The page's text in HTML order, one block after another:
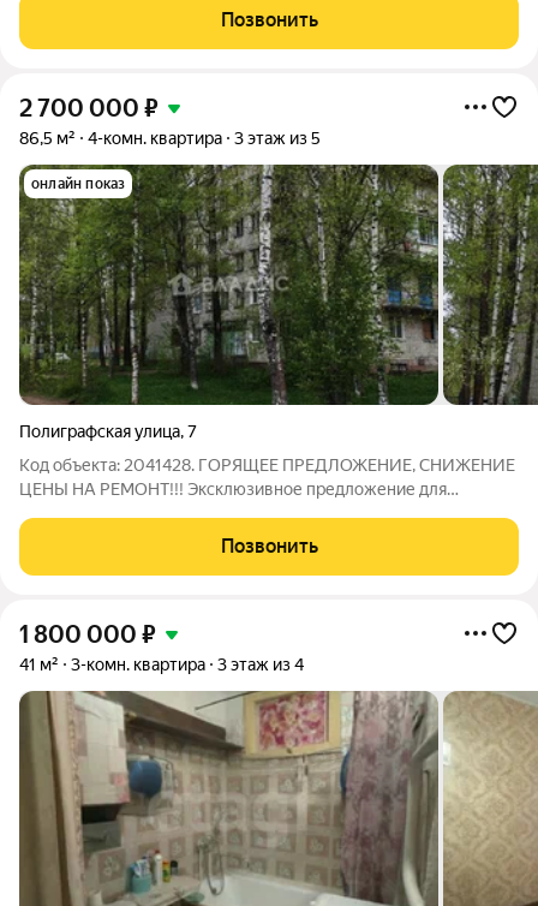
площадь: 37.3 м Жилая площадь: 24.3 м Этаж: 2 из 2 Тип комнат:
изолированные
Позвонить
2 700 000 ₽
86,5 м² 4-комн. квартира 3 этаж из 5
онлайн показ
Полиграфская улица,7
Код объекта: 2041428. ГОРЯЩЕЕ ПРЕДЛОЖЕНИЕ, СНИЖЕНИЕ
ЦЕНЫ НА РЕМОНТ!!! Эксклюзивное предложение для
с планировкой ЕВРО. Огромная кухня-гостиная, где удобно
будет собираться большой семье
Позвонить
1 800 000 ₽
41 м² 3-комн. квартира 3 этаж из 4